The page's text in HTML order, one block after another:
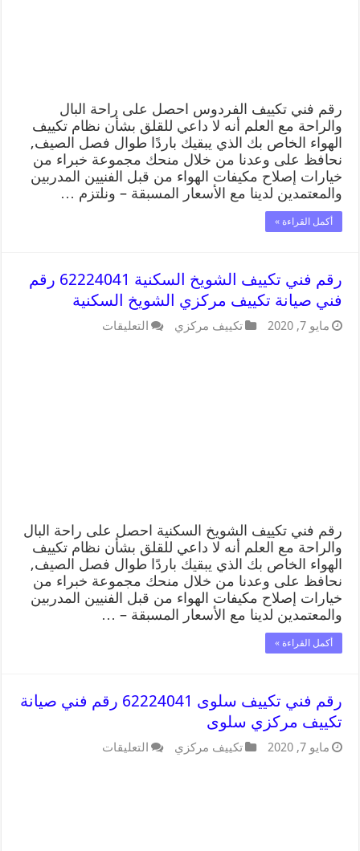
رقم فني تكييف الفردوس احصل على راحة البال
والراحة مع العلم أنه لا داعي للقلق بشأن نظام تكييف
الهواء الخاص بك الذي يبقيك باردًا طوال فصل الصيف,
نحافظ على وعدنا من خلال منحك مجموعة خبراء من
خيارات إصلاح مكيفات الهواء من قبل الفنيين المدربين
والمعتمدين لدينا مع الأسعار المسبقة – ونلتزم …
أكمل القراءة »
رقم فني تكييف الشويخ السكنية 62224041 رقم
فني صيانة تكييف مركزي الشويخ السكنية
مايو 7, 2020 تكييف مركزي التعليقات
رقم فني تكييف الشويخ السكنية احصل على راحة البال
والراحة مع العلم أنه لا داعي للقلق بشأن نظام تكييف
الهواء الخاص بك الذي يبقيك باردًا طوال فصل الصيف,
نحافظ على وعدنا من خلال منحك مجموعة خبراء من
خيارات إصلاح مكيفات الهواء من قبل الفنيين المدربين
والمعتمدين لدينا مع الأسعار المسبقة – …
أكمل القراءة »
رقم فني تكييف سلوى 62224041 رقم فني صيانة
تكييف مركزي سلوى
مايو 7, 2020 تكييف مركزي التعليقات